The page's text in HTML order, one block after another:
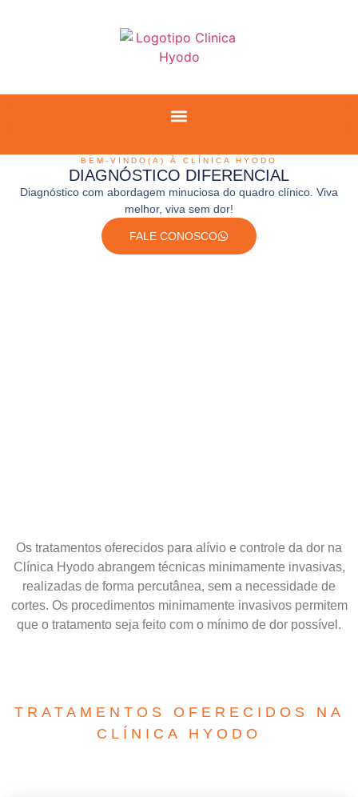
BEM-VINDO(A) À CLÍNICA HYODO
DIAGNÓSTICO DIFERENCIAL
Diagnóstico com abordagem minuciosa do quadro clínico. Viva
melhor, viva sem dor!
FALE CONOSCO
Os tratamentos oferecidos para alívio e controle da dor na
Clínica Hyodo abrangem técnicas minimamente invasivas,
realizadas de forma percutânea, sem a necessidade de
cortes. Os procedimentos minimamente invasivos permitem
que o tratamento seja feito com o mínimo de dor possível.
TRATAMENTOS OFERECIDOS NA
CLÍNICA HYODO